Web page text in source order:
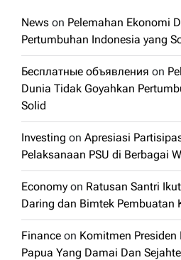
News on Pelemahan Ekonomi
Pertumbuhan Indonesia yang
Бесплатные объявления on
Dunia Tidak Goyahkan
Solid
Investing on Apresiasi
Pelaksanaan PSU di Berbagai
Economy on Ratusan Santri
Daring dan Bimtek Pembuatan
Finance on Komitmen
Papua Yang Damai Dan